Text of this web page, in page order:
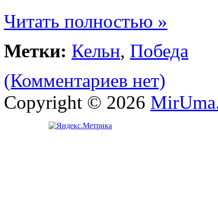
Читать полностью »
Метки: Кельн, Победа
(Комментариев нет)
Copyright © 2026